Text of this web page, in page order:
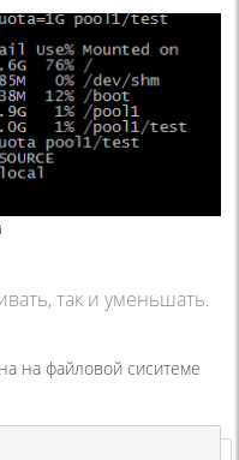
так и уменьшать.
на файловой сиситеме